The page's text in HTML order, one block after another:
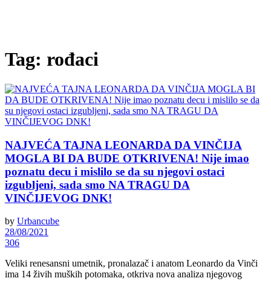
Tag: rođaci
NAJVEĆA TAJNA LEONARDA DA VINČIJA
MOGLA BI DA BUDE OTKRIVENA! Nije imao
poznatu decu i mislilo se da su njegovi ostaci
izgubljeni, sada smo NA TRAGU DA
VINČIJEVOG DNK!
by Urbancube
28/08/2021
306
Veliki renesansni umetnik, pronalazač i anatom Leonardo da Vinči
ima 14 živih muških potomaka, otkriva nova analiza njegovog